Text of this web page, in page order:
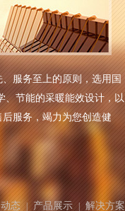
服务至上的原则，选用国
、节能的采暖能效设计，以
服务，竭力为您创造健
态 产品展示 解决方案